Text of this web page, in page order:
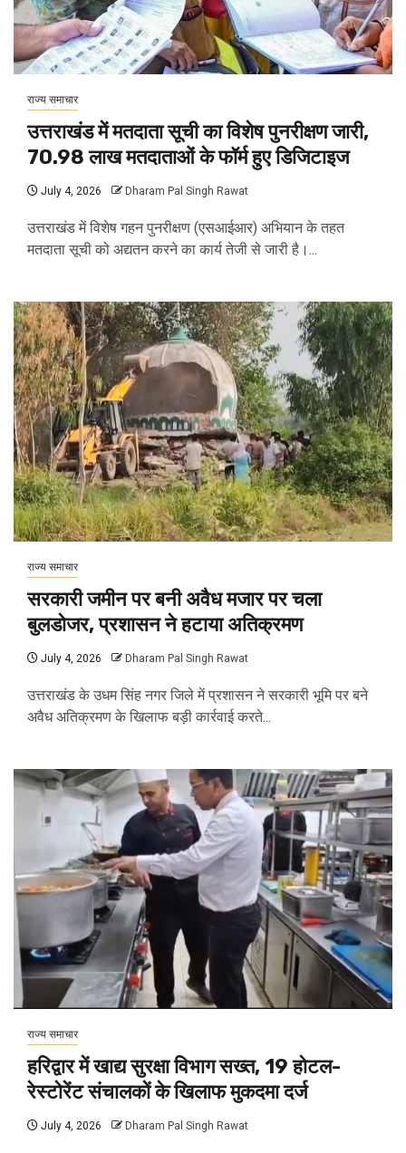
राज्य समाचार
उत्तराखंड में मतदाता सूची का विशेष पुनरीक्षण जारी,
70.98 लाख मतदाताओं के फॉर्म हुए डिजिटाइज
July 4, 2026 Dharam Pal Singh Rawat
उत्तराखंड में विशेष गहन पुनरीक्षण (एसआईआर) अभियान के तहत
मतदाता सूची को अद्यतन करने का कार्य तेजी से जारी है।...
राज्य समाचार
सरकारी जमीन पर बनी अवैध मजार पर चला
बुलडोजर, प्रशासन ने हटाया अतिक्रमण
July 4, 2026 Dharam Pal Singh Rawat
उत्तराखंड के उधम सिंह नगर जिले में प्रशासन ने सरकारी भूमि पर बने
अवैध अतिक्रमण के खिलाफ बड़ी कार्रवाई करते...
राज्य समाचार
हरिद्वार में खाद्य सुरक्षा विभाग सख्त, 19 होटल-
रेस्टोरेंट संचालकों के खिलाफ मुकदमा दर्ज
July 4, 2026 Dharam Pal Singh Rawat